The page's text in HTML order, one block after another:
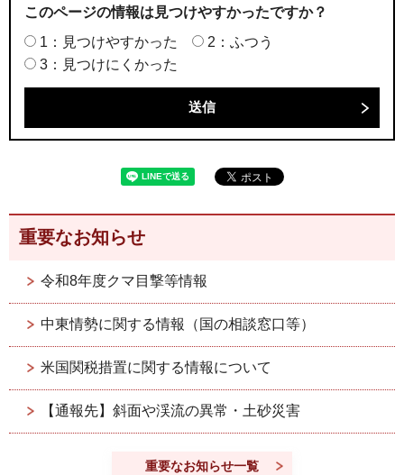
このページの情報は見つけやすかったですか？
1：見つけやすかった
2：ふつう
3：見つけにくかった
重要なお知らせ
令和8年度クマ目撃等情報
中東情勢に関する情報（国の相談窓口等）
米国関税措置に関する情報について
【通報先】斜面や渓流の異常・土砂災害
重要なお知らせ一覧